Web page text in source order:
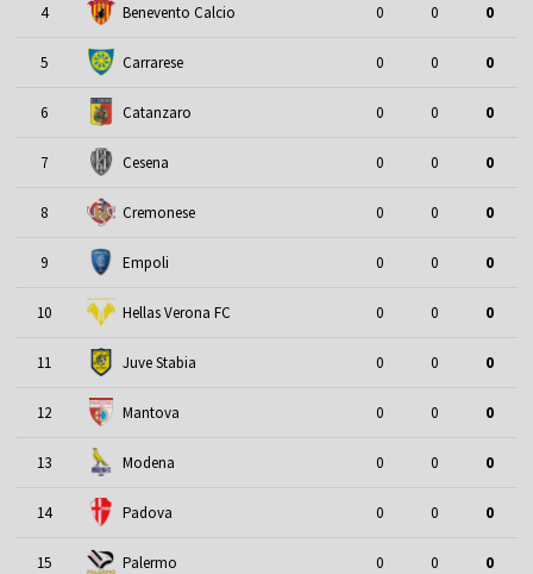
4 Benevento Calcio 0 0 0
5 Carrarese 0 0 0
6 Catanzaro 0 0 0
7 Cesena 0 0 0
8 Cremonese 0 0 0
9 Empoli 0 0 0
10 Hellas Verona FC 0 0 0
11 Juve Stabia 0 0 0
12 Mantova 0 0 0
13 Modena 0 0 0
14 Padova 0 0 0
15 Palermo 0 0 0